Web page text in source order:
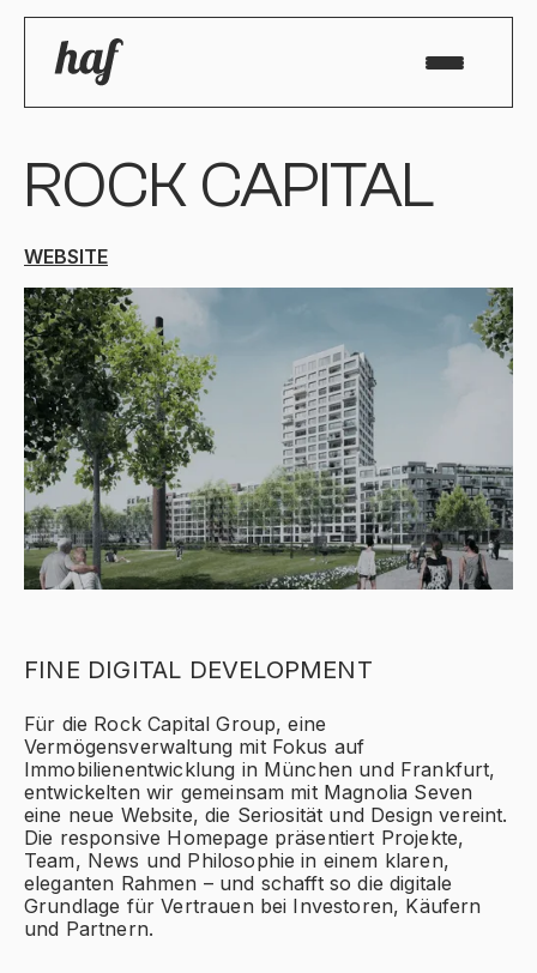
ROCK CAPITAL
WEBSITE
FINE DIGITAL DEVELOPMENT
Für die Rock Capital Group, eine
Vermögensverwaltung mit Fokus auf
Immobilienentwicklung in München und Frankfurt,
entwickelten wir gemeinsam mit Magnolia Seven
eine neue Website, die Seriosität und Design vereint.
Die responsive Homepage präsentiert Projekte,
Team, News und Philosophie in einem klaren,
eleganten Rahmen – und schafft so die digitale
Grundlage für Vertrauen bei Investoren, Käufern
und Partnern.